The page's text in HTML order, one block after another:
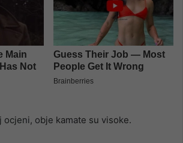
ocjeni, obje kamate su visoke.